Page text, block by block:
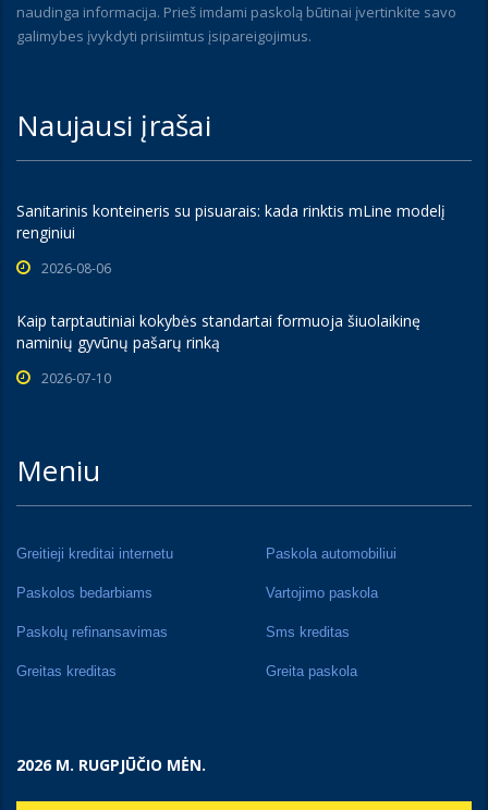
naudinga informacija. Prieš imdami paskolą būtinai įvertinkite savo
galimybes įvykdyti prisiimtus įsipareigojimus.
Naujausi įrašai
Sanitarinis konteineris su pisuarais: kada rinktis mLine modelį
renginiui
2026-08-06
Kaip tarptautiniai kokybės standartai formuoja šiuolaikinę
naminių gyvūnų pašarų rinką
2026-07-10
Meniu
Greitieji kreditai internetu Paskola automobiliui
Paskolos bedarbiams Vartojimo paskola
Paskolų refinansavimas Sms kreditas
Greitas kreditas Greita paskola
2026 M. RUGPJŪČIO MĖN.